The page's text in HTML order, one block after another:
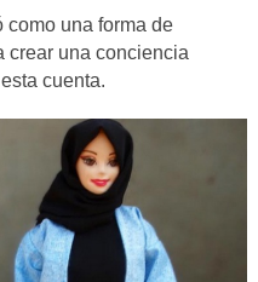
como una forma de
crear una conciencia
cuenta.